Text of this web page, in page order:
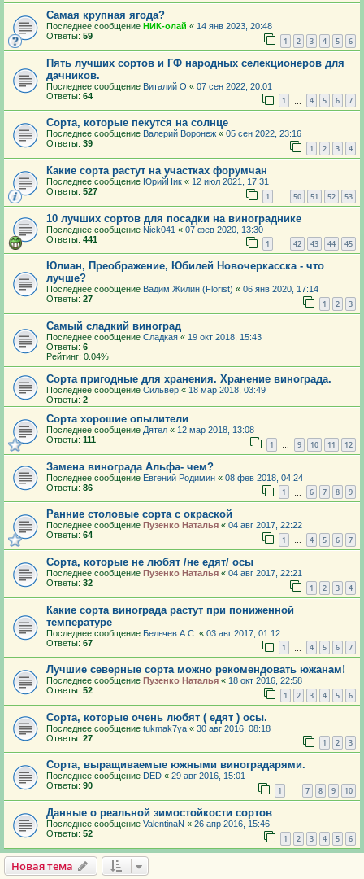
Самая крупная ягода?
Последнее сообщение НИК-олай « 14 янв 2023, 20:48
Ответы: 59 1 2 3 4 5 6
Пять лучших сортов и ГФ народных селекционеров для
дачников.
Последнее сообщение Виталий О « 07 сен 2022, 20:01
Ответы: 64 1 4 5 6 7
Сорта, которые пекутся на солнце
Последнее сообщение Валерий Воронеж« 05 сен 2022, 23:16
Ответы: 39 1 2 3 4
Какие сорта растут на участках форумчан
Последнее сообщение ЮрийНик « 12 июл 2021, 17:31
Ответы: 527 1 … 50 51 52 53
10 лучших сортов для посадки на винограднике
Последнее сообщение Nick041 « 07 фев 2020, 13:30
Ответы: 441 1 42 43 44 45
Юлиан, Преображение, Юбилей Новочеркасска - что
лучше?
Последнее сообщение Вадим Жилин (Florist) « 06 янв 2020, 17:14
Ответы: 27 1 2 3
Самый сладкий виноград
Последнее сообщение Сладкая « 19 окт 2018, 15:43
Ответы: 6
Рейтинг: 0.04%
Сорта пригодные для хранения. Хранение винограда.
Последнее сообщение Сильвер « 18 мар 2018, 03:49
Ответы: 2
Сорта хорошие опылители
Последнее сообщение Дятел « 12 мар 2018, 13:08
Ответы: 111 1 … 9 10 11 12
Замена винограда Альфа- чем?
Последнее сообщение Евгений Родимин « 08 фев 2018, 04:24
Ответы: 86 1 6 7 8 9
Ранние столовые сорта с окраской
Последнее сообщение Пузенко Наталья « 04 авг 2017, 22:22
Ответы: 64 1 … 4 5 6 7
Сорта, которые не любят /не едят/ осы
Последнее сообщение Пузенко Наталья « 04 авг 2017, 22:21
Ответы: 32 1 2 3 4
Какие сорта винограда растут при пониженной
температуре
Последнее сообщение Бельчев А.С. « 03 авг 2017, 01:12
Ответы: 67 1 4 5 6 7
Лучшие северные сорта можно рекомендовать южанам!
Последнее сообщение Пузенко Наталья « 18 окт 2016, 22:58
Ответы: 52 1 2 3 4 5 6
Сорта, которые очень любят ( едят ) осы.
Последнее сообщение tukmak7ya « 30 авг 2016, 08:18
Ответы: 27 1 2 3
Сорта, выращиваемые южными виноградарями.
Последнее сообщение DED « 29 авг 2016, 15:01
Ответы: 90 1 7 8 9 10
Данные о реальной зимостойкости сортов
Последнее сообщение ValentinaN « 26 апр 2016, 15:46
Ответы: 52 1 2 3 4 5 6
Новая тема